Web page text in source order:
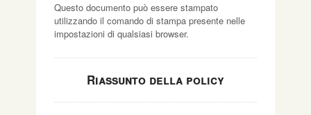
Questo documento può essere stampato
utilizzando il comando di stampa presente nelle
impostazioni di qualsiasi browser.
Riassunto della policy